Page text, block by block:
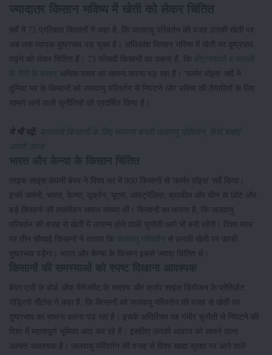
सर्वे में 71 प्रतिशत किसानों ने कहा है, कि जलवायु परिवर्तन की वजह उनकी खेती पर
अब तक व्यापक दुष्प्रभाव पड़ चुका है। अधिकांश किसान भविष्य में खेती पर दुष्प्रभाव
पड़ने को लेकर चिंतित हैं। 73 फीसदी किसानों का कहना हैं, कि
कीटनाशकों व फसलों
के रोगों के कारण
अधिक दबाव का सामना करना पड़ रहा है। 'फार्मर वॉइस' सर्वे ने
दुनिया भर के किसानों को जलवायु परिवर्तन से निपटने और भविष्य की तैयारियों के लिए
सामने आने वाली चुनौतियों को प्रदर्शित किया है।
ये भी पढ़ें:
बागवानी किसानों के लिए समस्या बनती जलवायु परिवर्तन, कैसे बचाएं
अपनी उपज
लाइफ साइंस कंपनी बेयर ने विश्व भर में 800 किसानों से 'फार्मर वॉइस' सर्वे किया।
इनमें जर्मनी, भारत, केन्या, यूक्रेन, यूएस, ऑस्ट्रेलिया, ब्राजील और चीन के छोटे और
बड़े किसानों की तकरीबन समान संख्या थी। किसानों का मानना है, कि जलवायु
परिवर्तन की वजह से खेती में उत्पन्न होने वाली चुनौती आगे भी बनी रहेंगी। विश्व स्तर
पर तीन चौथाई किसानों ने बताया कि
जलवायु परिवर्तन से उनकी खेती पर काफी
दुष्प्रभाव पड़ेगा। भारत और केन्या के किसान इससे ज्यादा चिंतित थे।
बेयर एजी के बोर्ड ऑफ मैनेजमेंट के सदस्य और क्रॉप साइंस डिवीजन के प्रेसिडेंट
रोड्रिगो सैंटोस ने कहा है, कि किसानों को जलवायु परिवर्तन की वजह से खेती पर
दुष्प्रभाव का सामना करना पड़ रहा है। इसके अतिरिक्त वह गंभीर चुनौती से निपटने की
दिशा में महत्वपूर्ण भूमिका अदा कर रहे हैं। इसलिए उनकी आवाज को सामने लाना
अत्यंत आवश्यक है। जलवायु परिवर्तन की वजह से विश्व खाद्य सुरक्षा पर आने वाले